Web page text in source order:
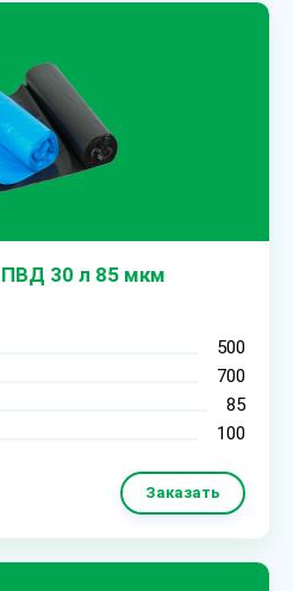
30 л 85 мкм
500
700
85
100
Заказать